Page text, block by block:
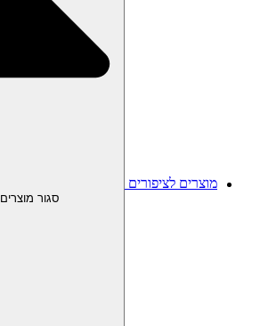
מוצרים לציפורים
סגור